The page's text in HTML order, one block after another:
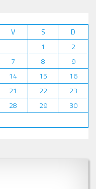
V S
D
1
2
7 8
9
14 15
16
21 22
23
28 29
30